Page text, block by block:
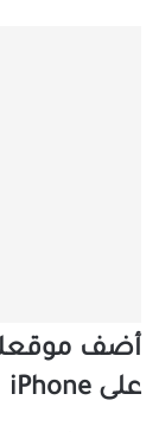
على iPhone